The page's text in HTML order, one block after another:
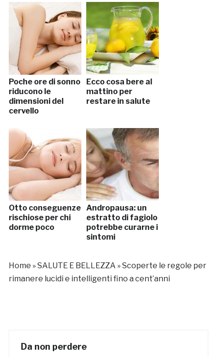
Poche ore di sonno
riducono le
dimensioni del
cervello
Ecco cosa bere al
mattino per
restare in salute
Otto conseguenze
rischiose per chi
dorme poco
Andropausa: un
estratto di fagiolo
potrebbe curarne i
sintomi
Home »SALUTE E BELLEZZA »Scoperte le regole per
rimanere lucidi e intelligenti fino a cent’anni
Da non perdere